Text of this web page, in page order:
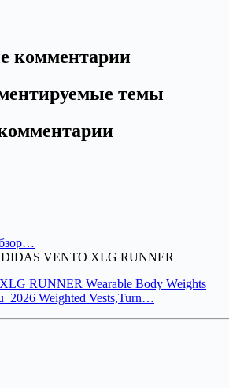
комментарии
темы
VENTO XLG RUNNER
RUNNER Wearable Body Weights
Weighted Vests,Turn…